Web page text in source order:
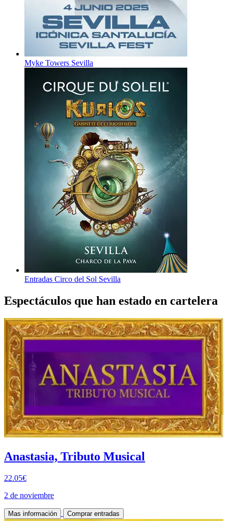
Myke Towers Sevilla
Entradas Circo del Sol Sevilla
Espectáculos que han estado en cartelera
Anastasia, Tributo Musical
22.05€
2 de noviembre
Mas información Comprar entradas